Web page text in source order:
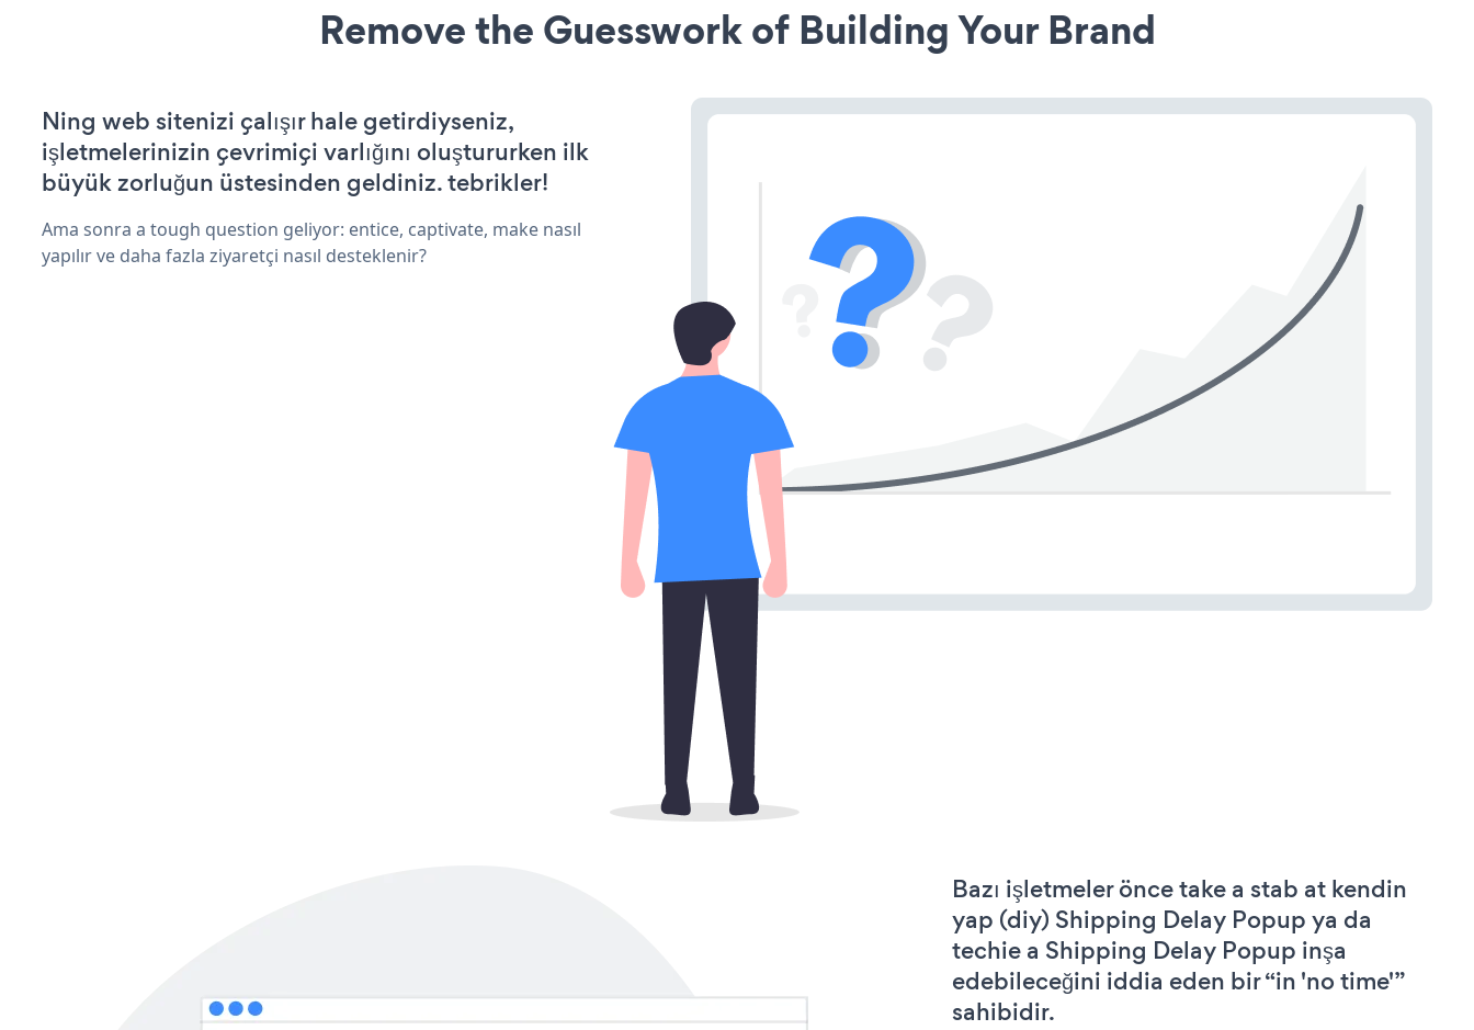
Remove the Guesswork of Building Your Brand
Ning web sitenizi çalışır hale getirdiyseniz,
işletmelerinizin çevrimiçi varlığını oluştururken ilk
büyük zorluğun üstesinden geldiniz. tebrikler!
Ama sonra a tough question geliyor: entice, captivate, make nasıl
yapılır ve daha fazla ziyaretçi nasıl desteklenir?
Bazı işletmeler önce take a stab at kendin
yap (diy) Shipping Delay Popup ya da
techie a Shipping Delay Popup inşa
edebileceğini iddia eden bir “in 'no time'”
sahibidir.